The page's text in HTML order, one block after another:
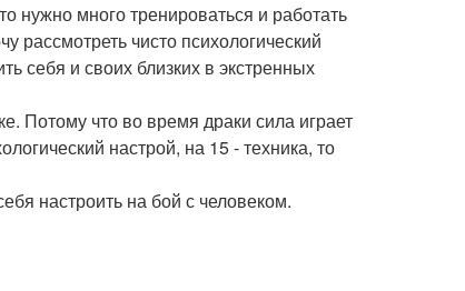
нужно много тренироваться и работать
рассмотреть чисто психологический
себя и своих близких в экстренных
Потому что во время драки сила играет
настрой, на 15 - техника, то
настроить на бой с человеком.